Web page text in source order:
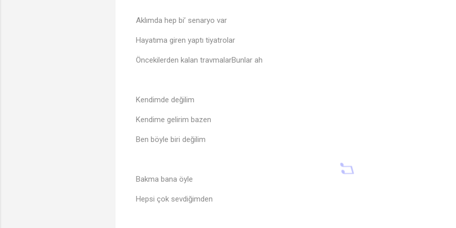
Aklımda hep bi’ senaryo var
Hayatıma giren yaptı tiyatrolar
Öncekilerden kalan travmalarBunlar ah
Kendimde değilim
Kendime gelirim bazen
Ben böyle biri değilim
Bakma bana öyle
Hepsi çok sevdiğimden